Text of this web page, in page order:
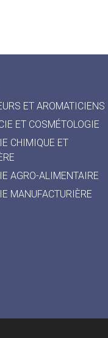
ET AROMATICIENS
ET COSMÉTOLOGIE
CHIMIQUE ET
AGRO-ALIMENTAIRE
MANUFACTURIÈRE